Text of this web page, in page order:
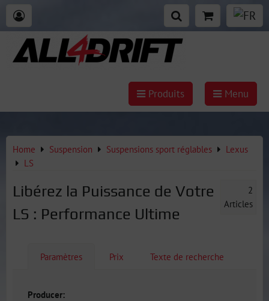
Produits Menu
Home Suspension Suspensions sport réglables
Lexus
LS
Libérez la Puissance de Votre
LS : Performance Ultime
2
Articles
Paramètres Prix Texte de recherche
Producer: